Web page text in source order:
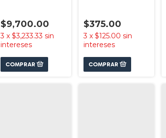
$9,700.00
3 x $3,233.33 sin
intereses
$375.00
3 x $125.00 sin
intereses